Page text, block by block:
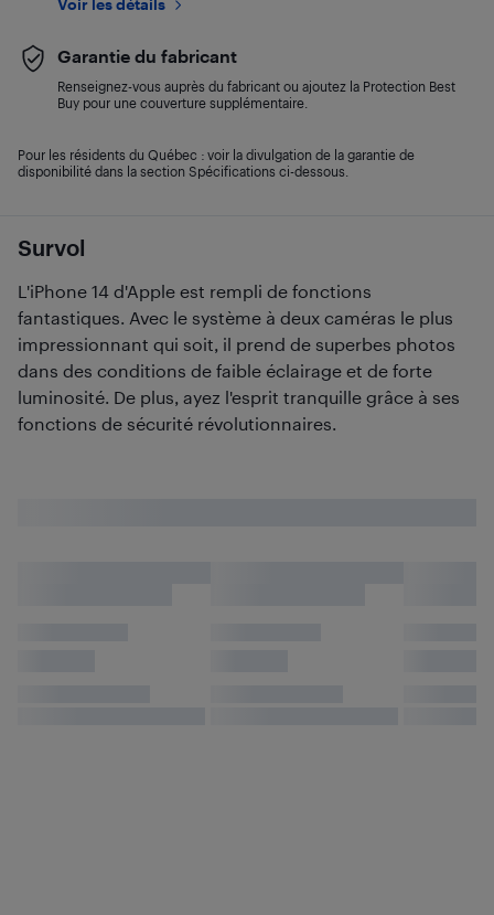
Survol
L'iPhone 14 d'Apple est rempli de fonctions
fantastiques. Avec le système à deux caméras le plus
impressionnant qui soit, il prend de superbes photos
dans des conditions de faible éclairage et de forte
luminosité. De plus, ayez l'esprit tranquille grâce à ses
fonctions de sécurité révolutionnaires.
Voir les détails
Garantie du fabricant
Renseignez-vous auprès du fabricant ou ajoutez la Protection Best
Buy pour une couverture supplémentaire.
Pour les résidents du Québec : voir la divulgation de la garantie de
disponibilité dans la section Spécifications ci-dessous.